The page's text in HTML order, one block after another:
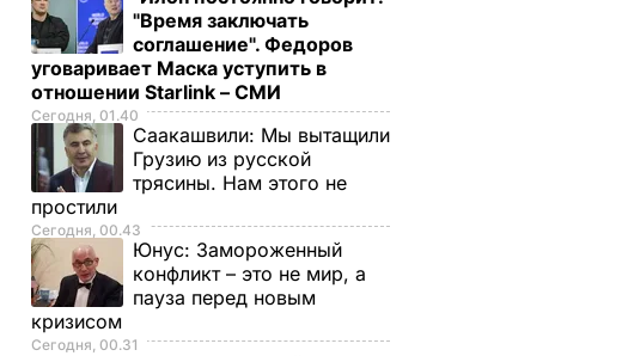
"Время заключать
соглашение". Федоров
уговаривает Маска уступить в
отношении Starlink – СМИ
Сегодня, 01.40
Саакашвили: Мы вытащили
Грузию из русской
трясины. Нам этого не
простили
Сегодня, 00.43
Юнус: Замороженный
конфликт – это не мир, а
пауза перед новым
кризисом
Сегодня, 00.31